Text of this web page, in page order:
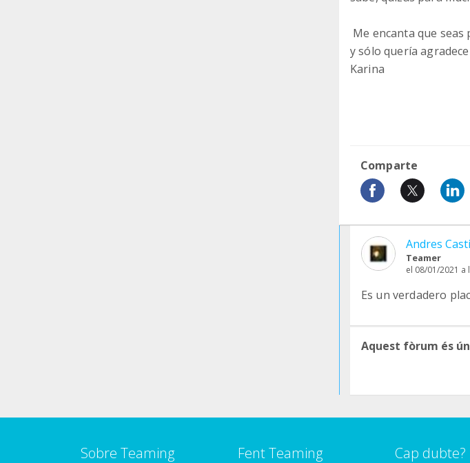
Me encanta que seas
y sólo quería
Karina
Comparte
Andres
Teamer
el 08/01/2021 a
Es un verdadero
Aquest fòrum és
Sobre Teaming Fent Teaming Cap dubte?